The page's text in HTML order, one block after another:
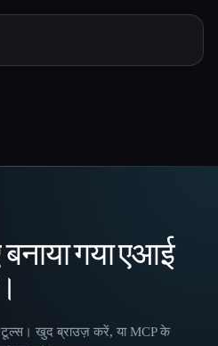
गया एआई
खुद ब्राउज़ करें, या MCP के